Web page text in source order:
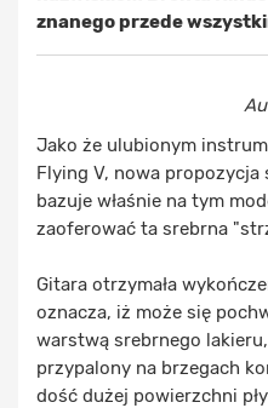
znanego przede
Jako że ulubionym
Flying V, nowa propozycja
bazuje właśnie na tym
zaoferować ta srebrna
Gitara otrzymała
oznacza, iż może się
warstwą srebrnego
przypalony na brzegach
dość dużej powierzchni